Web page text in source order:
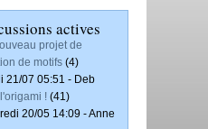
actives
projet de
de motifs (4)
21/07 05:51 - Deb
! (41)
20/05 14:09 - Anne